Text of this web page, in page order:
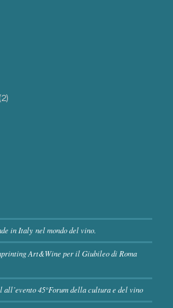
in Italy nel mondo del vino.
Art&Wine per il Giubileo di Roma
45°Forum della cultura e del vino